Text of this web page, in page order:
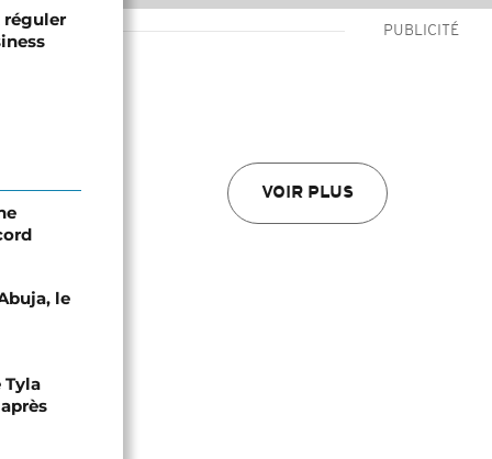
PUBLICITÉ
VOIR PLUS
réguler
le
Tyla